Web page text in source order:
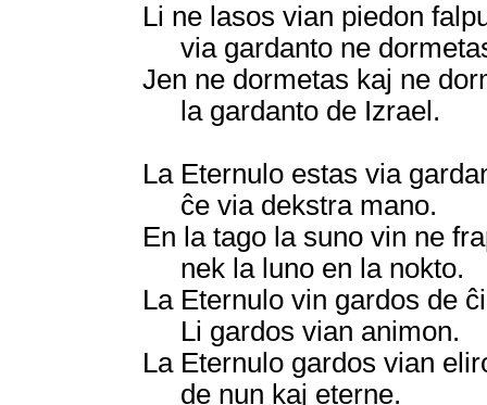
Li ne lasos vian piedon
via gardanto ne
Jen ne dormetas kaj ne
la gardanto de Izrael.
La Eternulo estas via
ĉe via dekstra mano.
En la tago la suno vin ne
nek la luno en la nokto.
La Eternulo vin gardos de
Li gardos vian animon.
La Eternulo gardos vian
de nun kaj eterne.